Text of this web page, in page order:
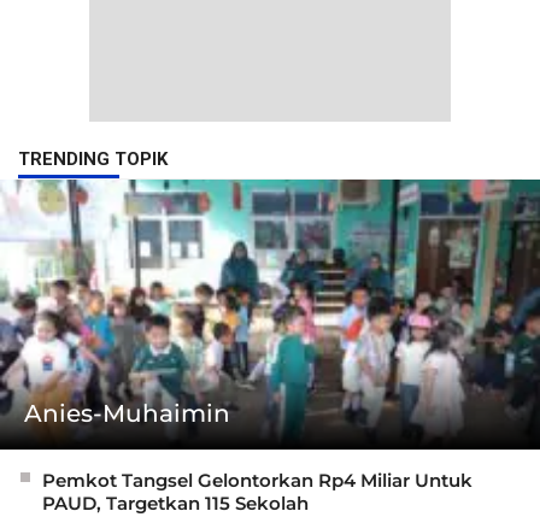
TRENDING TOPIK
Anies-Muhaimin
Pemkot Tangsel Gelontorkan Rp4 Miliar Untuk
PAUD, Targetkan 115 Sekolah